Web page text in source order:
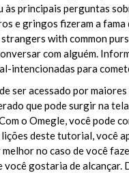
às principais perguntas
e gringos fizeram a
with common
com alguém.
intencionadas para
ser acessado por
que pode surgir na
o Omegle, você pode
deste tutorial, você
melhor no caso de você
você gostaria de